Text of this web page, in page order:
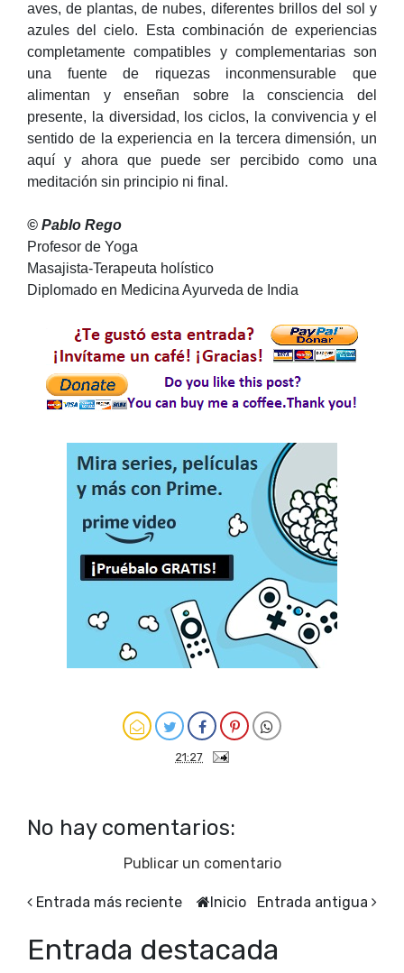
aves, de plantas, de nubes, diferentes brillos del sol y
azules del cielo. Esta combinación de experiencias
completamente compatibles y complementarias son
una fuente de riquezas inconmensurable que
alimentan y enseñan sobre la consciencia del
presente, la diversidad, los ciclos, la convivencia y el
sentido de la experiencia en la tercera dimensión, un
aquí y ahora que puede ser percibido como una
meditación sin principio ni final.
© Pablo Rego
Profesor de Yoga
Masajista-Terapeuta holístico
Diplomado en Medicina Ayurveda de India
21:27
No hay comentarios:
Publicar un comentario
Entrada más reciente Entrada antigua
Inicio
Entrada destacada